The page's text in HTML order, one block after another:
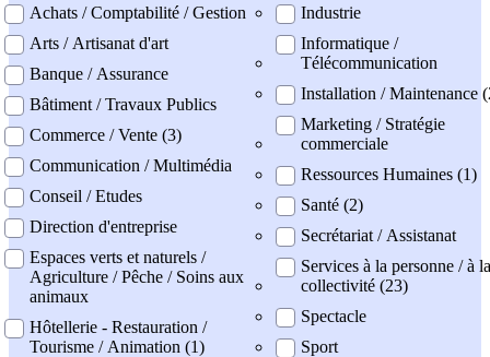
professionel
Achats / Comptabilité / Gestion
Arts / Artisanat d'art
Banque / Assurance
Bâtiment / Travaux Publics
Commerce / Vente (3)
Communication / Multimédia
Conseil / Etudes
Direction d'entreprise
Espaces verts et naturels /
Agriculture / Pêche / Soins aux
animaux
Hôtellerie - Restauration /
Tourisme / Animation (1)
Industrie
Informatique /
Télécommunication
Installation / Maintenance
Marketing / Stratégie
commerciale
Ressources Humaines (1)
Santé (2)
Secrétariat / Assistanat
Services à la personne / à la
collectivité (23)
Spectacle
Sport